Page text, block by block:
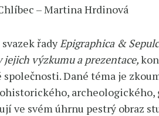
– Martina Hrdinová
řadyEpigraphica &
jejich výzkumu a prezentace,
společnosti. Dané téma je
ve svém úhrnu pestrý obraz